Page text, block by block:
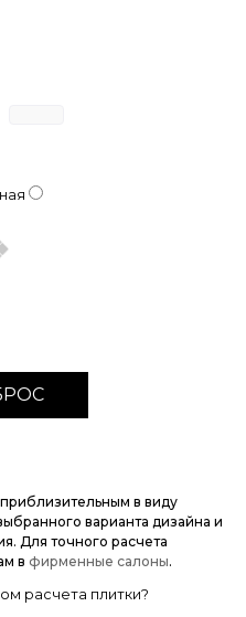
в виду
варианта дизайна и
Для точного расчета
в фирменные салоны.
расчета плитки?